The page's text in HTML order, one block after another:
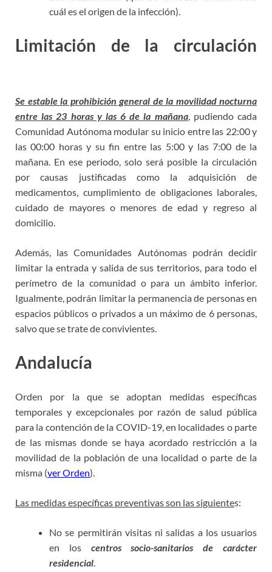
cuál es el origen de la infección).
Limitación de la circulación
Se estable la prohibición general de la movilidad nocturna
entre las 23 horas y las 6 de la mañana, pudiendo cada
Comunidad Autónoma modular su inicio entre las 22:00 y
las 00:00 horas y su fin entre las 5:00 y las 7:00 de la
mañana. En ese periodo, solo será posible la circulación
por causas justificadas como la adquisición de
medicamentos, cumplimiento de obligaciones laborales,
cuidado de mayores o menores de edad y regreso al
domicilio.
Además, las Comunidades Autónomas podrán decidir
limitar la entrada y salida de sus territorios, para todo el
perímetro de la comunidad o para un ámbito inferior.
Igualmente, podrán limitar la permanencia de personas en
espacios públicos o privados a un máximo de 6 personas,
salvo que se trate de convivientes.
Andalucía
Orden por la que se adoptan medidas específicas
temporales y excepcionales por razón de salud pública
para la contención de la COVID-19, en localidades o parte
de las mismas donde se haya acordado restricción a la
movilidad de la población de una localidad o parte de la
misma (ver Orden).
Las medidas específicas preventivas son las siguientes:
No se permitirán visitas ni salidas a los usuarios
en los centros socio-sanitarios de carácter
residencial